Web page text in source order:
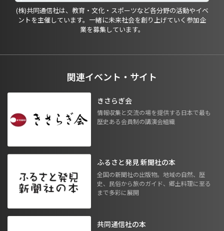
(株)共同通信社は、教育・文化・スポーツなど各分野の活動やイベ
ントを主催しています。一緒に未来社会を創り上げていく参加企
業を募集しています。
関連イベント・サイト
きさらぎ会
情報収集と交流の場を提供する日本で最も
歴史ある会員制の講演会組織
ふるさと発見 新聞社の本
全国の新聞社の出版物。地域の自然、歴
史、民俗から旅のガイド、郷土料理に至る
まで多彩に展開
共同通信社の本